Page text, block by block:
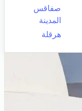
صفاقس
المدينة
هرقلة